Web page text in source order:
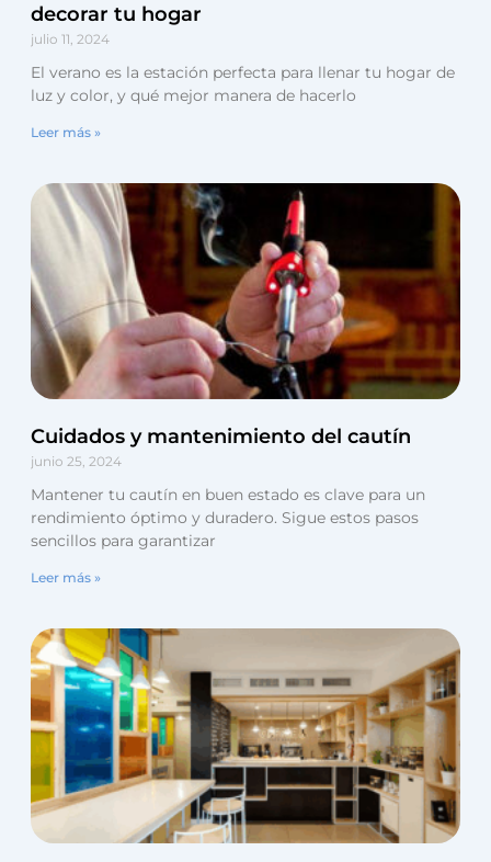
decorar tu hogar
julio 11, 2024
El verano es la estación perfecta para llenar tu hogar de
luz y color, y qué mejor manera de hacerlo
Leer más »
Cuidados y mantenimiento del cautín
junio 25, 2024
Mantener tu cautín en buen estado es clave para un
rendimiento óptimo y duradero. Sigue estos pasos
sencillos para garantizar
Leer más »